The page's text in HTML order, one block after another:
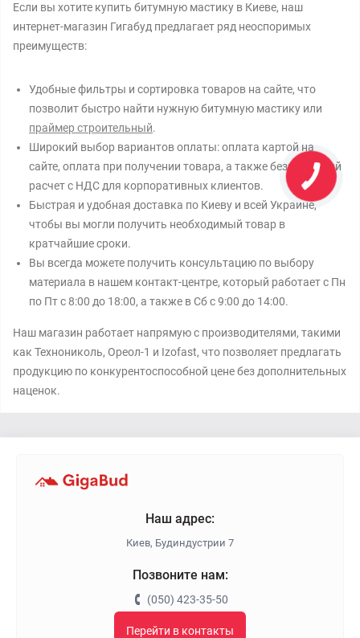
Если вы хотите купить битумную мастику в Киеве, наш
интернет-магазин Гигабуд предлагает ряд неоспоримых
преимуществ:
Удобные фильтры и сортировка товаров на сайте, что
позволит быстро найти нужную битумную мастику или
праймер строительный.
Широкий выбор вариантов оплаты: оплата картой на
сайте, оплата при получении товара, а также безналичный
расчет с НДС для корпоративных клиентов.
Быстрая и удобная доставка по Киеву и всей Украине,
чтобы вы могли получить необходимый товар в
кратчайшие сроки.
Вы всегда можете получить консультацию по выбору
материала в нашем контакт-центре, который работает с Пн
по Пт с 8:00 до 18:00, а также в Сб с 9:00 до 14:00.
Наш магазин работает напрямую с производителями, такими
как Технониколь, Ореол-1 и Izofast, что позволяет предлагать
продукцию по конкурентоспособной цене без дополнительных
наценок.
Наш адрес:
Киев, Будиндустрии 7
Позвоните нам:
(050) 423-35-50
Перейти в контакты